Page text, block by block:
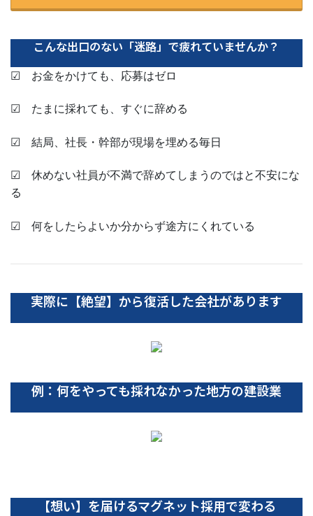
こんな出口のない「迷路」で疲れていませんか？
☑ お金をかけても、応募はゼロ
☑ たまに採れても、すぐに辞める
☑ 結局、社長・幹部が現場を埋める毎日
☑ 休めない社員が不満で辞めてしまうのではと不安にな
る
☑ 何をしたらよいか分からず途方にくれている
実際に【絶望】から復活した会社があります
例：何をやっても採れなかった地方の建設業
【想い】を届けるマグネット採用で変わる